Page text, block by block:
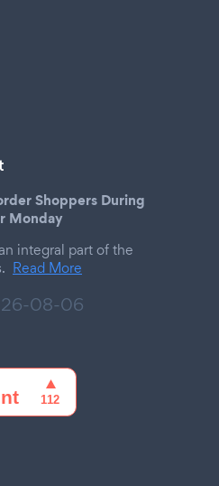
Shoppers During
Monday
integral part of the
Read More
08-06